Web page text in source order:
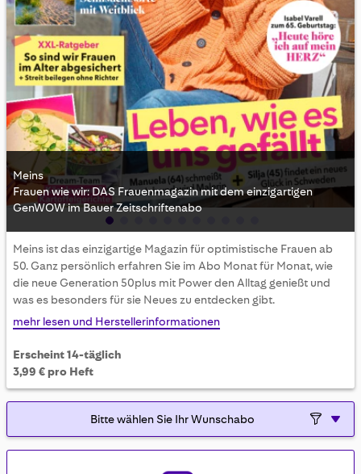
to
the
beginning
of
the
gallery
Meins
Frauen wie wir: DAS Frauenmagazin mit dem einzigartigen
GenWOW im Bauer Zeitschriftenabo
Meins ist das einzigartige Magazin für optimistische Frauen ab
50. Ganz persönlich erfahren Sie im Abo Monat für Monat, wie
die neue Generation 50plus mit Power den Alltag genießt und
was es besonders für sie Neues zu entdecken gibt.
mehr lesen und Herstellerinformationen
Erscheint 14-täglich
3,99 € pro Heft